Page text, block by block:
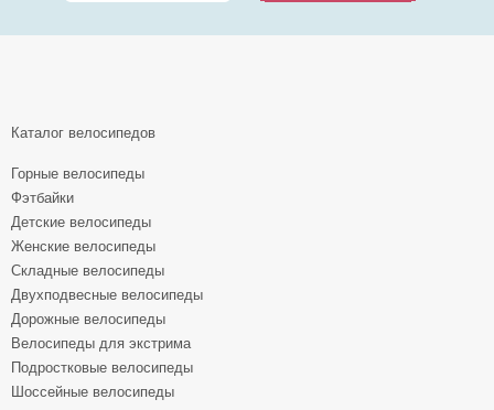
Каталог велосипедов
Горные велосипеды
Фэтбайки
Детские велосипеды
Женские велосипеды
Складные велосипеды
Двухподвесные велосипеды
Дорожные велосипеды
Велосипеды для экстрима
Подростковые велосипеды
Шоссейные велосипеды